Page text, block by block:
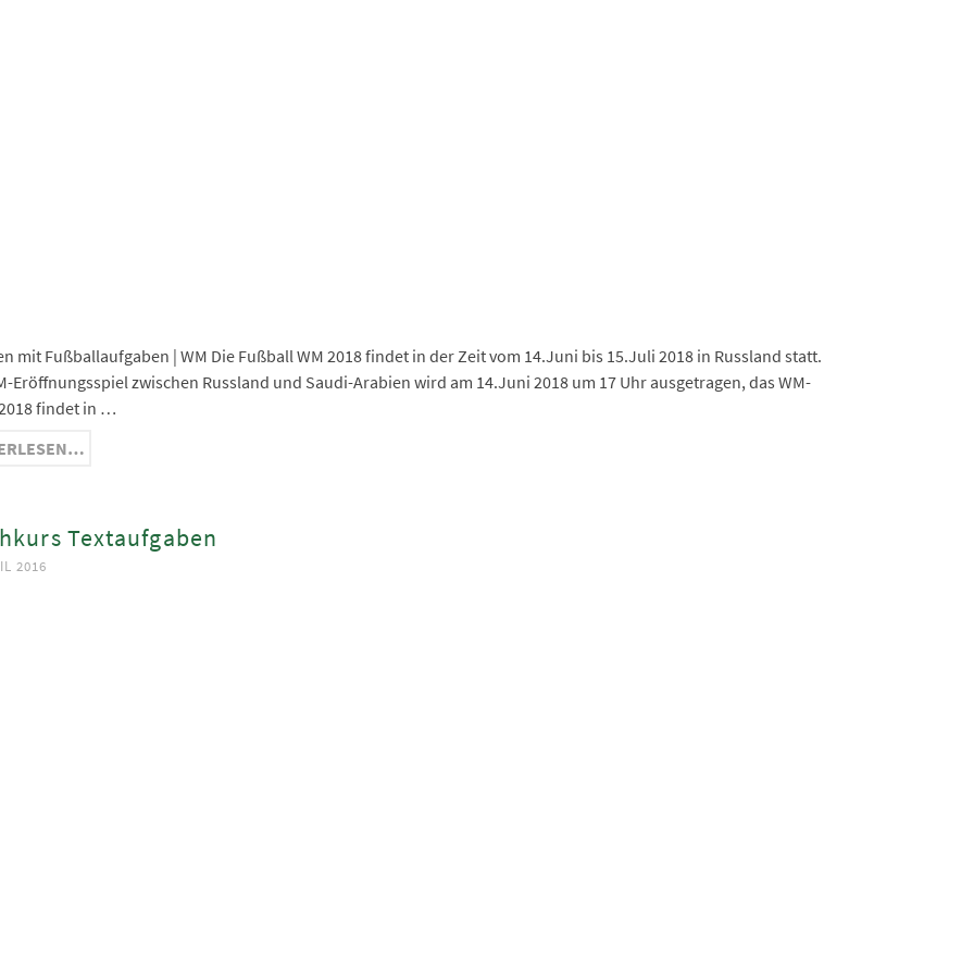
mit Fußballaufgaben | WM Die Fußball WM 2018 findet in der Zeit vom 14.Juni bis 15.Juli 2018 in Russland statt.
Eröffnungsspiel zwischen Russland und Saudi-Arabien wird am 14.Juni 2018 um 17 Uhr ausgetragen, das WM-
findet in …
Textaufgaben
2016